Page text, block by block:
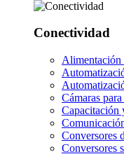
Conectividad
Alimentación
Cámaras
Capacitación
Conversores
Conversores